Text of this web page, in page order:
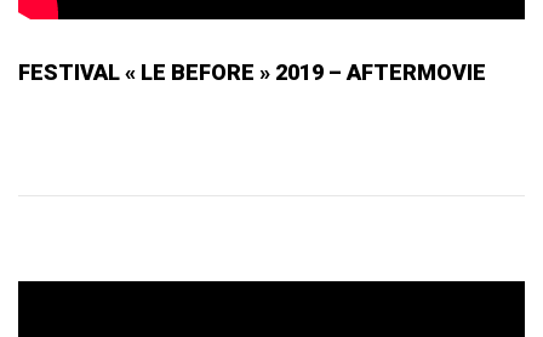
FESTIVAL « LE BEFORE » 2019 – AFTERMOVIE